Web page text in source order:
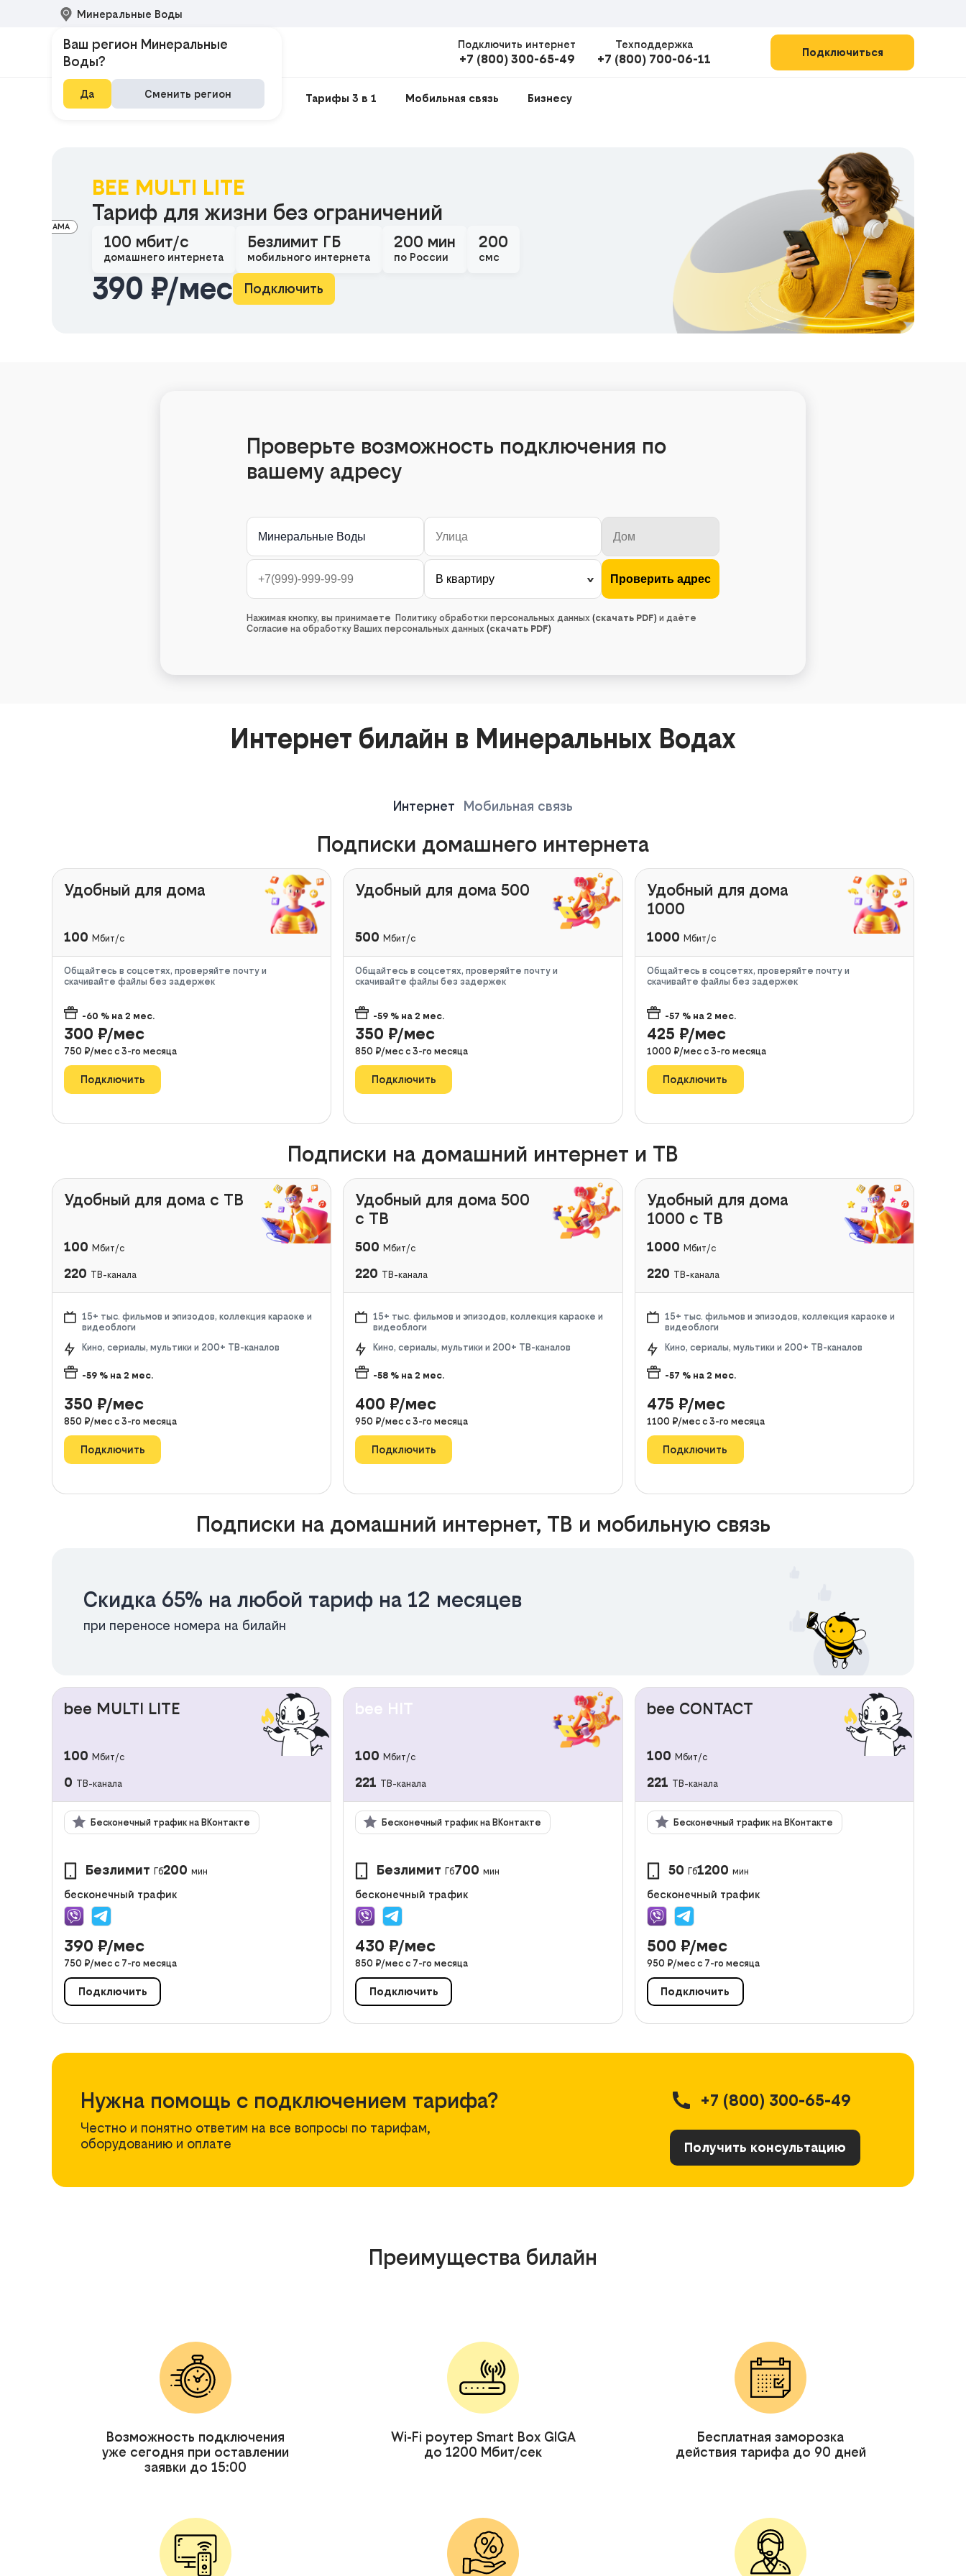
Минеральные Воды
Подключить интернет
+7 (800) 300-65-49
Техподдержка
+7 (800) 700-06-11 Подключиться
Домашний интернет Интернет и ТВ Тарифы 3 в 1 Мобильная связь Бизнесу
BEE MULTI LITE
Тариф для жизни без ограничений
100 мбит/с
домашнего интернета
Безлимит ГБ
мобильного интернета
200 мин
по России
200
смс
390 ₽/мес Подключить
РЕКЛАМА
Проверьте возможность подключения по
вашему адресу
Минеральные Воды
Нажимая кнопку, вы принимаете Политику обработки персональных данных (скачать PDF) и даёте
Согласие на обработку Ваших персональных данных (скачать PDF)
Интернет билайн в Минеральных Водах
Интернет Мобильная связь
Подписки домашнего интернета
Удобный для дома
100 Мбит/с
Общайтесь в соцсетях, проверяйте почту и
скачивайте файлы без задержек
-60 % на 2 мес.
300 ₽/мес
750 ₽/мес с 3-го месяца
Подключить
Удобный для дома 500
500 Мбит/с
Общайтесь в соцсетях, проверяйте почту и
скачивайте файлы без задержек
-59 % на2 мес.
350 ₽/мес
850 ₽/мес с3-го месяца
Подключить
Удобный для дома
1000
1000 Мбит/с
Общайтесь в соцсетях, проверяйте почту и
скачивайте файлы без задержек
-57 % на 2 мес.
425 ₽/мес
1000 ₽/мес с 3-го месяца
Подключить
Подписки на домашний интернет и ТВ
Удобный для дома с ТВ
100 Мбит/с
220 ТВ-канала
15+ тыс. фильмов и эпизодов, коллекция караоке и
видеоблоги
Кино, сериалы, мультики и 200+ ТВ-каналов
-59 % на 2 мес.
350 ₽/мес
850 ₽/мес с 3-го месяца
Подключить
Удобный для дома 500
с ТВ
500 Мбит/с
220 ТВ-канала
15+ тыс. фильмов и эпизодов, коллекция караоке и
видеоблоги
Кино, сериалы, мультики и 200+ ТВ-каналов
-58 % на2 мес.
400 ₽/мес
950 ₽/мес с3-го месяца
Подключить
Удобный для дома
1000 с ТВ
1000 Мбит/с
220 ТВ-канала
15+ тыс. фильмов и эпизодов, коллекция караоке и
видеоблоги
Кино, сериалы, мультики и 200+ ТВ-каналов
-57 % на 2 мес.
475 ₽/мес
1100 ₽/мес с 3-го месяца
Подключить
Подписки на домашний интернет, ТВ и мобильную связь
Скидка 65% на любой тариф на 12 месяцев
при переносе номера на билайн
bee MULTI LITE
100 Мбит/с
0 ТВ-канала
Бесконечный трафик на ВКонтакте
Безлимит Гб200 мин
бесконечный трафик
390 ₽/мес
750 ₽/мес с 7-го месяца
Подключить
bee HIT
100 Мбит/с
221 ТВ-канала
Бесконечный трафик на ВКонтакте
Безлимит Гб700 мин
бесконечный трафик
430 ₽/мес
850 ₽/мес с 7-го месяца
Подключить
bee CONTACT
100 Мбит/с
221 ТВ-канала
Бесконечный трафик на ВКонтакте
50 Гб1200 мин
бесконечный трафик
500 ₽/мес
950 ₽/мес с 7-го месяца
Подключить
Нужна помощь с подключением тарифа?
Честно и понятно ответим на все вопросы по тарифам,
оборудованию и оплате
+7 (800) 300-65-49
Получить консультацию
Преимущества билайн
Возможность подключения
уже сегодня при оставлении
заявки до 15:00
Wi-Fi роутер Smart Box GIGA
до 1200 Мбит/сек
Бесплатная заморозка
действия тарифа до 90 дней
Ваш регион Минеральные
Воды?
Да Сменить регион